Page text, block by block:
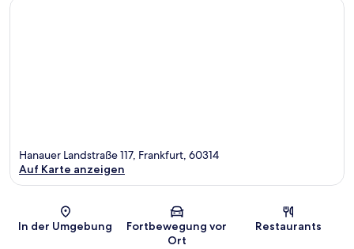
Karte
Hanauer Landstraße 117, Frankfurt, 60314
Auf Karte anzeigen
In der Umgebung
Fortbewegung vor
Ort
Restaurants